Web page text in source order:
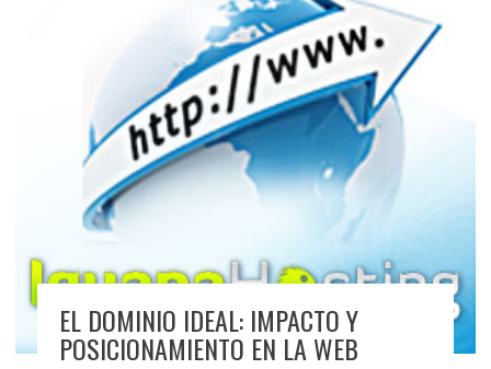
EL DOMINIO IDEAL: IMPACTO Y
POSICIONAMIENTO EN LA WEB